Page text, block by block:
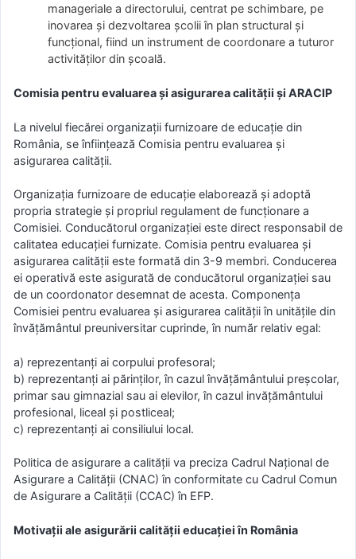
manageriale a directorului, centrat pe schimbare, pe
inovarea și dezvoltarea școlii în plan structural și
funcțional, fiind un instrument de coordonare a tuturor
activităților din școală.
Comisia pentru evaluarea și asigurarea calității și ARACIP
La nivelul fiecărei organizații furnizoare de educație din
România, se înființează Comisia pentru evaluarea și
asigurarea calității.
Organizația furnizoare de educație elaborează și adoptă
propria strategie și propriul regulament de funcționare a
Comisiei. Conducătorul organizației este direct responsabil de
calitatea educației furnizate. Comisia pentru evaluarea și
asigurarea calității este formată din 3-9 membri. Conducerea
ei operativă este asigurată de conducătorul organizației sau
de un coordonator desemnat de acesta. Componența
Comisiei pentru evaluarea și asigurarea calității în unitățile din
învățământul preuniversitar cuprinde, în număr relativ egal:
a) reprezentanți ai corpului profesoral;
b) reprezentanți ai părinților, în cazul învățământului preșcolar,
primar sau gimnazial sau ai elevilor, în cazul invățământului
profesional, liceal și postliceal;
c) reprezentanți ai consiliului local.
Politica de asigurare a calității va preciza Cadrul Național de
Asigurare a Calității (CNAC) în conformitate cu Cadrul Comun
de Asigurare a Calității (CCAC) în EFP.
Motivații ale asigurării calității educației în România